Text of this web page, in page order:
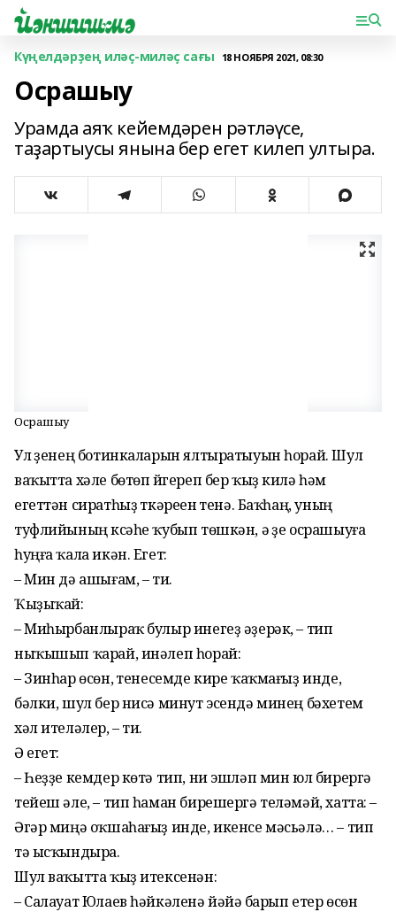
Күңелдәрҙең иләҫ-миләҫ сағы 18 НОЯБРЯ 2021, 08:30
Осрашыу
Урамда аяҡ кейемдәрен рәтләүсе,
таҙартыусы янына бер егет килеп ултыра.
Осрашыу
Ул үҙенең ботинкаларын ялтыратыуын һорай. Шул
ваҡытта хәле бөтөп йүгереп бер ҡыҙ килә һәм
егеттән сиратһыҙ үткәреүен үтенә. Баҡһаң, уның
туфлийының үксәһе ҡубып төшкән, ә үҙе осрашыуға
һуңға ҡала икән. Егет:
– Мин дә ашығам, – ти.
Ҡыҙыҡай:
– Миһырбанлыраҡ булыр инегеҙ әҙерәк, – тип
ныҡышып ҡарай, инәлеп һорай:
– Зинһар өсөн, үтенесемде кире ҡаҡмағыҙ инде,
бәлки, шул бер нисә минут эсендә минең бәхетем
хәл ителәлер, – ти.
Ә егет:
– Һеҙҙе кемдер көтә тип, ни эшләп мин юл бирергә
тейеш әле, – тип һаман бирешергә теләмәй, хатта: –
Әгәр миңә оҡшаһағыҙ инде, икенсе мәсьәлә… – тип
тә ысҡындыра.
Шул ваҡытта ҡыҙ итексенән:
– Салауат Юлаев һәйкәленә йәйәү барып етер өсөн